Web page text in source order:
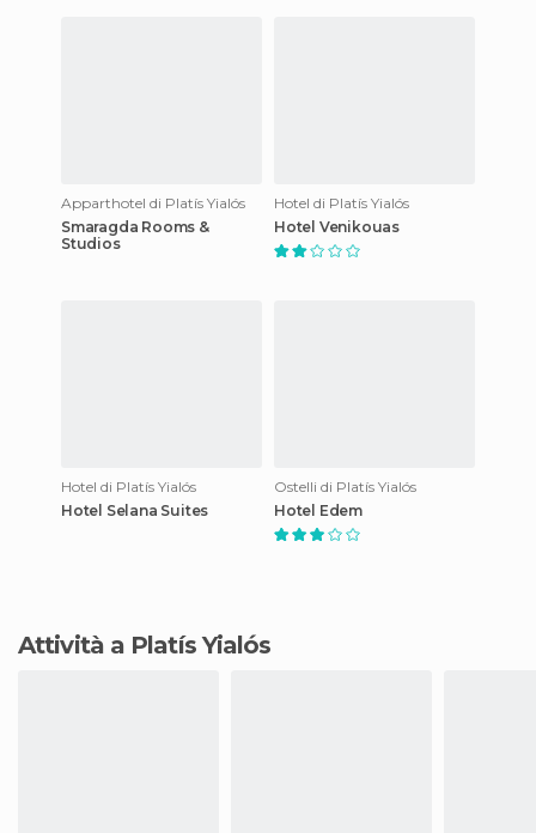
Apparthotel di Platís Yialós
Smaragda Rooms &
Studios
Hotel di Platís Yialós
Hotel Venikouas
Hotel di Platís Yialós
Hotel Selana Suites
Ostelli di Platís Yialós
Hotel Edem
Attività a Platís Yialós